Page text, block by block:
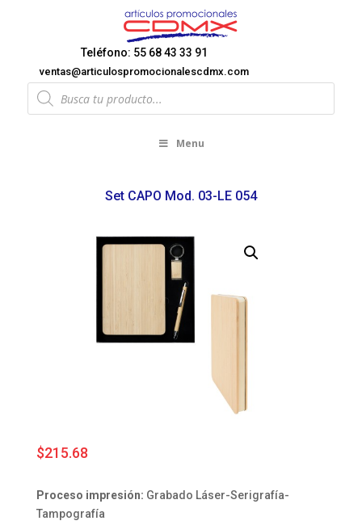
Teléfono: 55 68 43 33 91
ventas@articulospromocionalescdmx.com
Products
search
Menu
Set CAPO Mod. 03-LE 054
$215.68
Proceso impresión: Grabado Láser-Serigrafía-
Tampografía